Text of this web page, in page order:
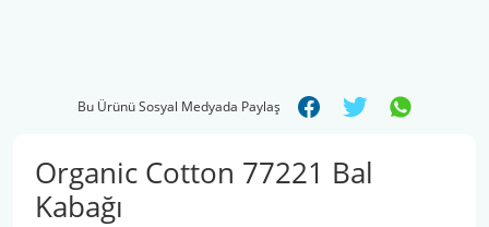
Bu Ürünü Sosyal Medyada Paylaş
Organic Cotton 77221 Bal
Kabağı